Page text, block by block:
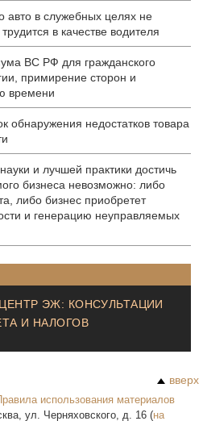
авто в служебных целях не
в качестве водителя
ВС РФ для гражданского
примирение сторон и
времени
обнаружения недостатков товара
и лучшей практики достичь
бизнеса невозможно: либо
либо бизнес приобретет
и генерацию неуправляемых
ЭЖ: КОНСУЛЬТАЦИИ
И НАЛОГОВ
вверх
использования материалов
, ул. Черняховского, д. 16 (на